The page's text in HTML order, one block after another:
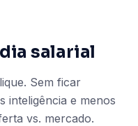
salarial
Sem ficar
inteligência e menos
vs. mercado.